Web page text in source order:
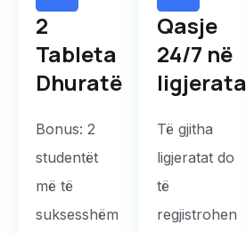
2
Tableta
Dhuratë
Bonus: 2
studentët
më të
suksesshëm
Qasje
24/7 në
ligjerata
Të gjitha
ligjeratat do
të
regjistrohen